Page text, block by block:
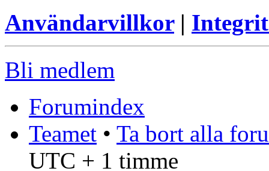
Användarvillkor|
Bli medlem
Forumindex
Teamet • Ta bort alla
UTC + 1 timme